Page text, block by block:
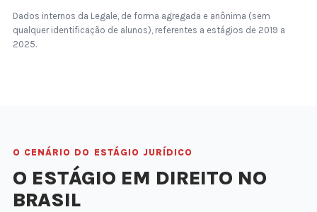
Dados internos da Legale, de forma agregada e anônima (sem
qualquer identificação de alunos), referentes a estágios de 2019 a
2025.
O CENÁRIO DO ESTÁGIO JURÍDICO
O ESTÁGIO EM DIREITO NO
BRASIL